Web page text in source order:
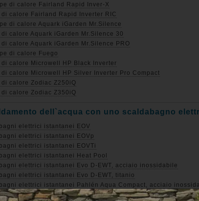
di calore Fairland Rapid Inver-X
calore Fairland Rapid Inverter RIC
di calore Aquark iGarden Mr.Silence
calore Aquark iGarden Mr.Silence 30
calore Aquark iGarden Mr.Silence PRO
di calore Fuego
calore Microwell HP Black Inverter
calore Microwell HP Silver Inverter Pro Compact
calore Zodiac Z250iQ
calore Zodiac Z350iQ
dell`acqua con uno scaldabagno
elettrici istantanei EOV
elettrici istantanei EOVp
elettrici istantanei EOVTi
elettrici istantanei Heat Pool
elettrici istantanei Evo D-EWT, acciaio inossidabile
elettrici istantanei Evo D-EWT, titanio
elettrici istantanei Pahlén Aqua Compact, acciaio
elettrici istantanei Pahlén Aqua Compact, titanio